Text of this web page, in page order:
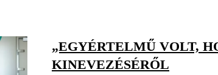
„EGYÉRTELMŰ VOLT,
KINEVEZÉSÉRŐL